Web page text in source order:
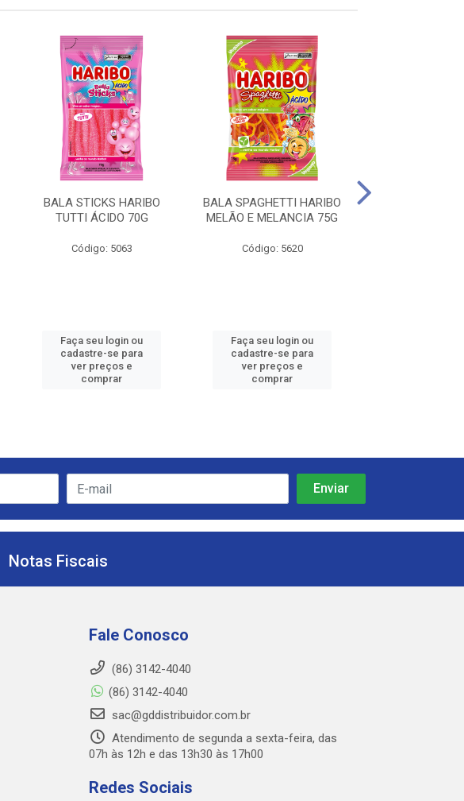
BALA STICKS HARIBO
TUTTI ÁCIDO 70G
Código: 5063
Faça seu login ou
cadastre-se para
ver preços e
comprar
BALA SPAGHETTI HARIBO
MELÃO E MELANCIA 75G
Código: 5620
Faça seu login ou
cadastre-se para
ver preços e
comprar
Notas Fiscais
Fale Conosco
(86) 3142-4040
(86) 3142-4040
sac@gddistribuidor.com.br
Atendimento de segunda a sexta-feira, das
07h às 12h e das 13h30 às 17h00
Redes Sociais